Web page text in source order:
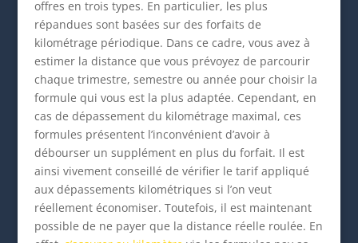
offres en trois types. En particulier, les plus
répandues sont basées sur des forfaits de
kilométrage périodique. Dans ce cadre, vous avez à
estimer la distance que vous prévoyez de parcourir
chaque trimestre, semestre ou année pour choisir la
formule qui vous est la plus adaptée. Cependant, en
cas de dépassement du kilométrage maximal, ces
formules présentent l’inconvénient d’avoir à
débourser un supplément en plus du forfait. Il est
ainsi vivement conseillé de vérifier le tarif appliqué
aux dépassements kilométriques si l’on veut
réellement économiser. Toutefois, il est maintenant
possible de ne payer que la distance réelle roulée. En